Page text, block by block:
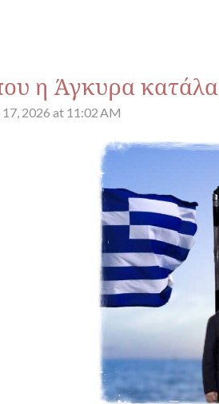
η Άγκυρα
2026 at 11:02 AM